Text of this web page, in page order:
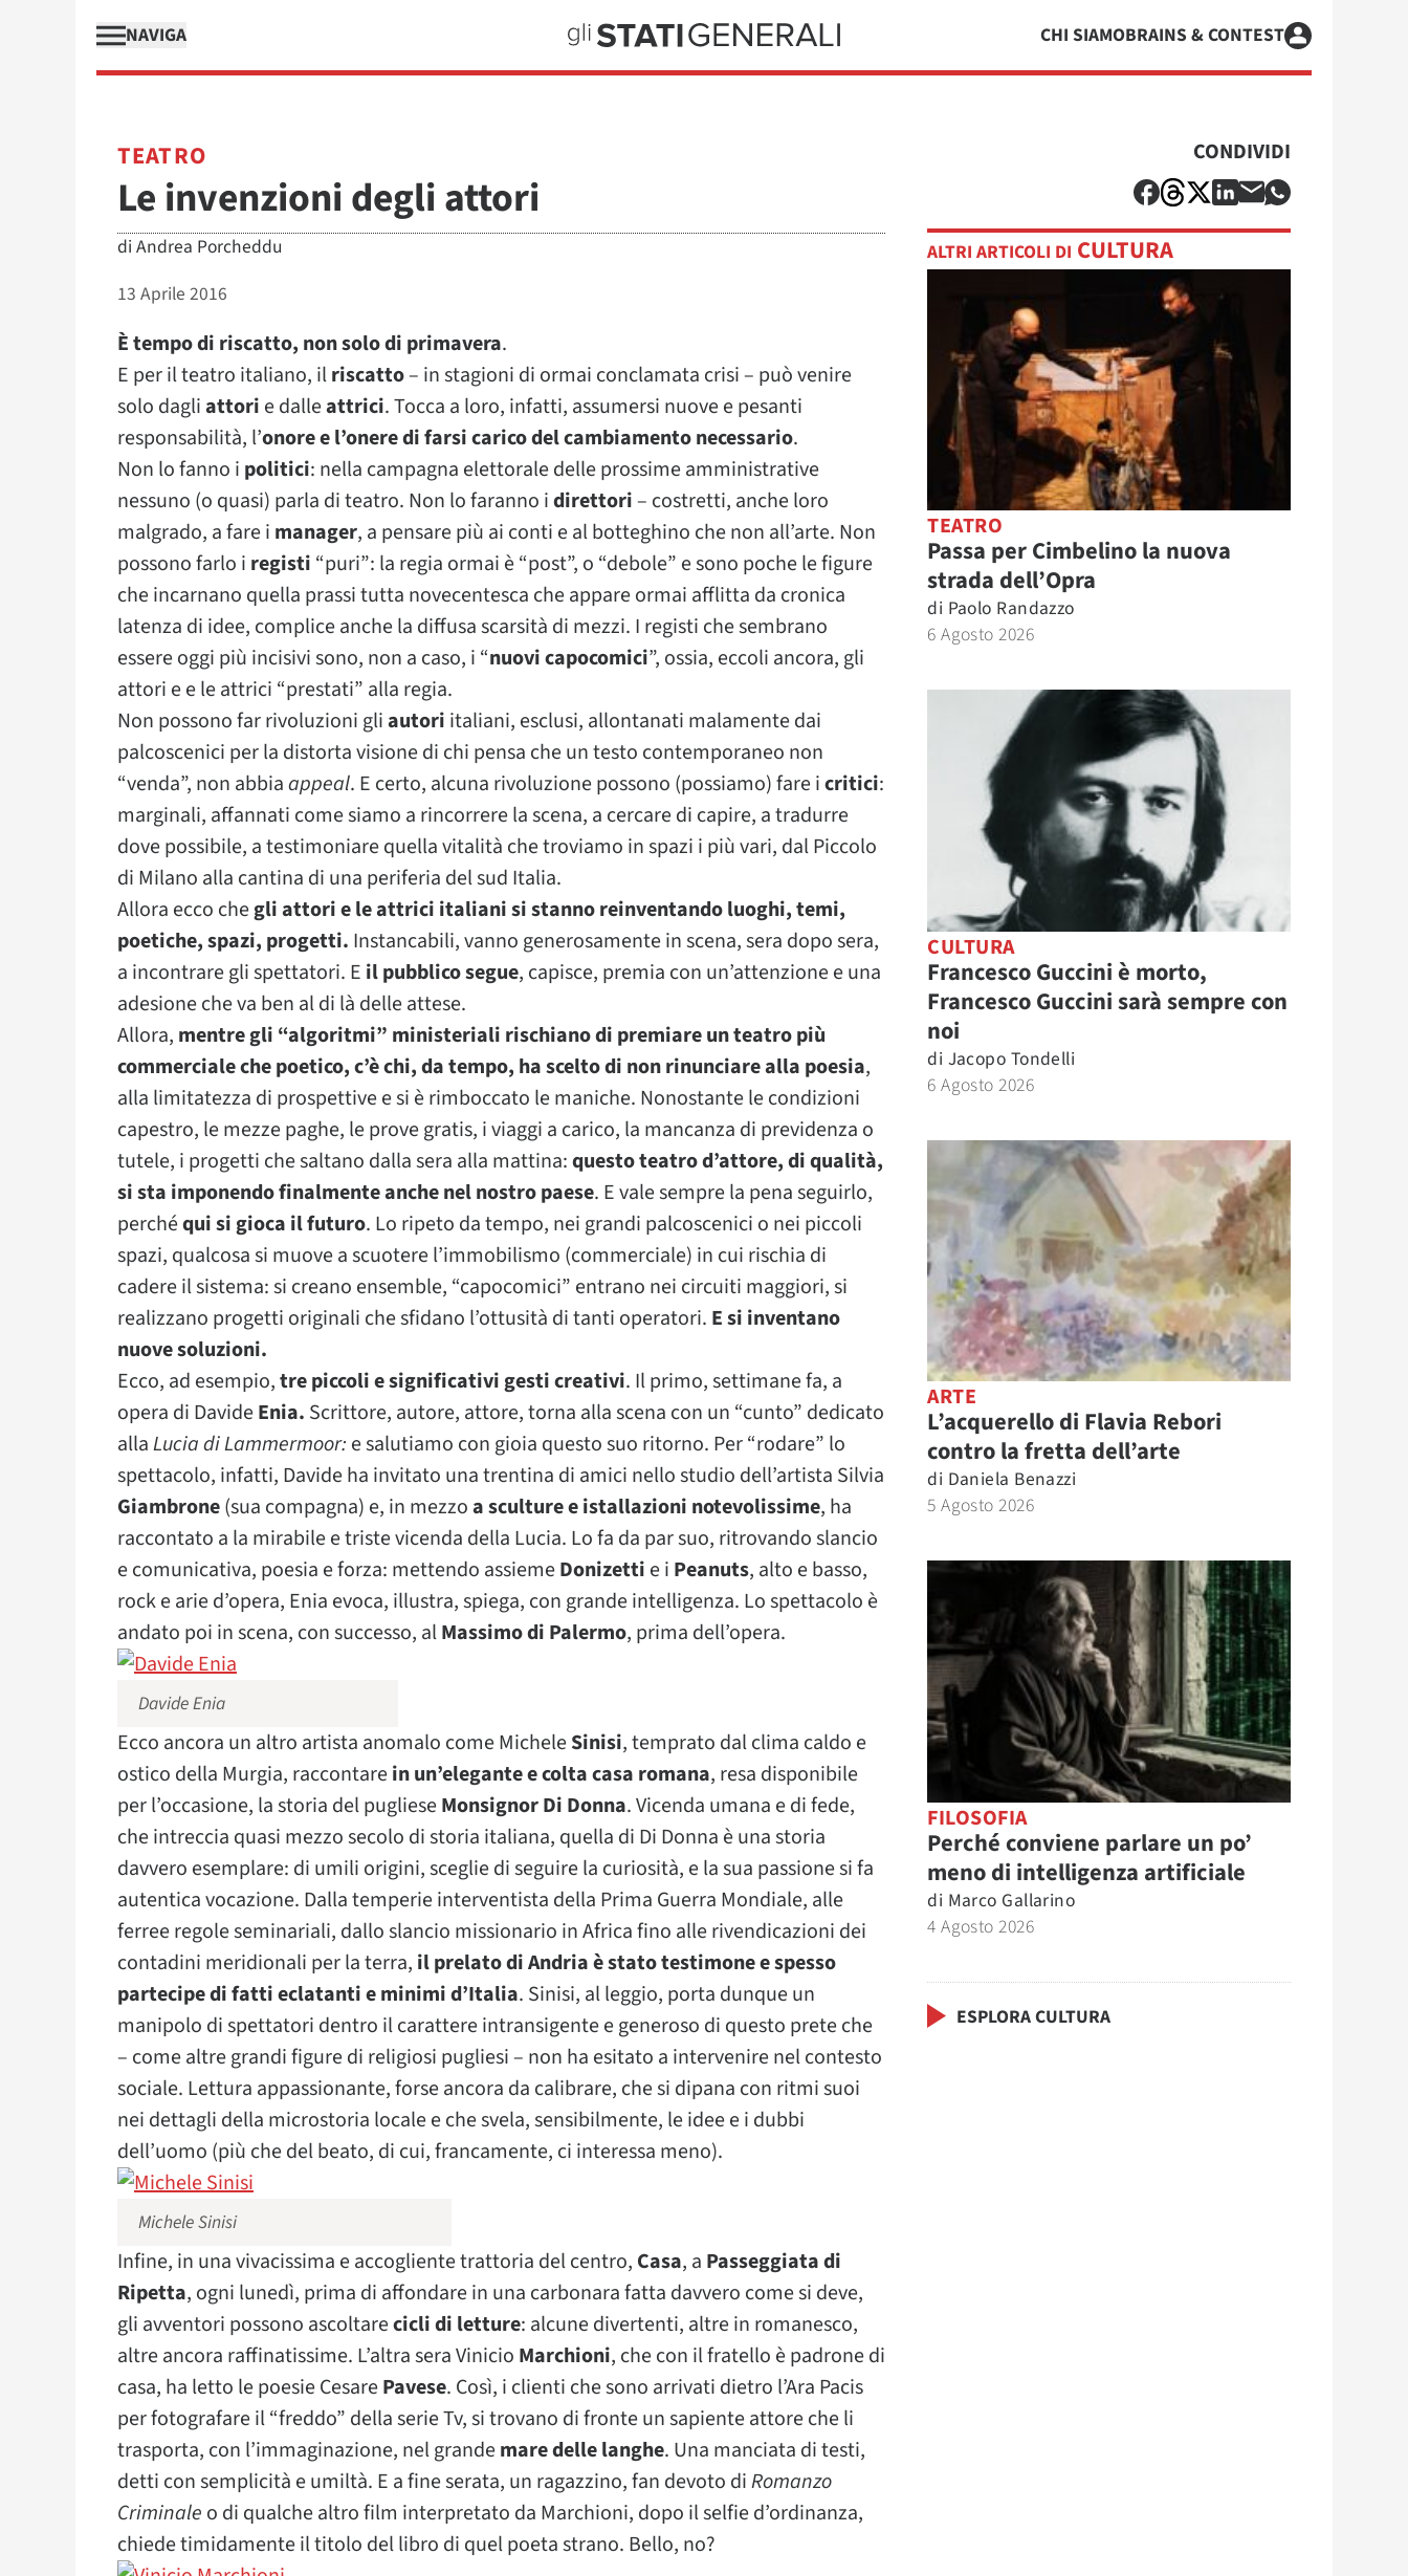
NAVIGA CHI SIAMOBRAINS & CONTEST
TEATRO
Le invenzioni degli attori
di Andrea Porcheddu
13 Aprile 2016
È tempo di riscatto, non solo di primavera.
E per il teatro italiano, ilriscatto– in stagioni di ormai conclamata crisi – può venire
solo dagliattori e dalleattrici. Tocca a loro, infatti, assumersi nuove e pesanti
responsabilità, l’onore e l’onere di farsi carico del cambiamento necessario.
Non lo fanno i politici: nella campagna elettorale delle prossime amministrative
nessuno (o quasi) parla di teatro. Non lo faranno idirettori – costretti, anche loro
malgrado, a fare i manager, a pensare più ai conti e al botteghino che non all’arte. Non
possono farlo i registi “puri”: la regia ormai è “post”, o “debole” e sono poche le figure
che incarnano quella prassi tutta novecentesca che appare ormai afflitta da cronica
latenza di idee, complice anche la diffusa scarsità di mezzi. I registi che sembrano
essere oggi più incisivi sono, non a caso, i “nuovi capocomici”, ossia, eccoli ancora, gli
attori e e le attrici “prestati” alla regia.
Non possono far rivoluzioni gliautori italiani, esclusi, allontanati malamente dai
palcoscenici per la distorta visione di chi pensa che un testo contemporaneo non
“venda”, non abbiaappeal. E certo, alcuna rivoluzione possono (possiamo) fare icritici:
marginali, affannati come siamo a rincorrere la scena, a cercare di capire, a tradurre
dove possibile, a testimoniare quella vitalità che troviamo in spazi i più vari, dal Piccolo
di Milano alla cantina di una periferia del sud Italia.
Allora ecco chegli attori e le attrici italiani si stanno reinventando luoghi, temi,
poetiche,spazi, progetti. Instancabili, vanno generosamente in scena, sera dopo sera,
a incontrare gli spettatori. E il pubblico segue, capisce, premia con un’attenzione e una
adesione che va ben al di là delle attese.
Allora, mentre gli “algoritmi” ministeriali rischiano di premiare un teatro più
commerciale che poetico, c’è chi, da tempo, ha scelto di non rinunciare alla poesia,
alla limitatezza di prospettive e si è rimboccato le maniche. Nonostante le condizioni
capestro, le mezze paghe, le prove gratis, i viaggi a carico, la mancanza di previdenza o
tutele, i progetti che saltano dalla sera alla mattina:questo teatro d’attore, di qualità,
si sta imponendo finalmente anche nel nostro paese. E vale sempre la pena seguirlo,
perchéqui si gioca il futuro. Lo ripeto da tempo, nei grandi palcoscenici o nei piccoli
spazi, qualcosa si muove a scuotere l’immobilismo (commerciale) in cui rischia di
cadere il sistema: si creano ensemble, “capocomici” entrano nei circuiti maggiori, si
realizzano progetti originali che sfidano l’ottusità di tanti operatori. E si inventano
nuove soluzioni.
Ecco, ad esempio,tre piccoli e significativi gesti creativi. Il primo, settimane fa, a
opera di DavideEnia. Scrittore, autore, attore, torna alla scena con un “cunto” dedicato
allaLucia di Lammermoor: e salutiamo con gioia questo suo ritorno. Per “rodare” lo
spettacolo, infatti, Davide ha invitato una trentina di amici nello studio dell’artista Silvia
Giambrone(sua compagna) e, in mezzoa sculture e istallazioni notevolissime, ha
raccontato a la mirabile e triste vicenda della Lucia. Lo fa da par suo, ritrovando slancio
e comunicativa, poesia e forza: mettendo assiemeDonizetti e i Peanuts, alto e basso,
rock e arie d’opera, Enia evoca, illustra, spiega, con grande intelligenza. Lo spettacolo è
andato poi in scena, con successo, alMassimo di Palermo, prima dell’opera.
Davide Enia
Ecco ancora un altro artista anomalo come MicheleSinisi, temprato dal clima caldo e
ostico della Murgia, raccontarein un’elegante e colta casa romana, resa disponibile
per l’occasione, la storia del puglieseMonsignor Di Donna. Vicenda umana e di fede,
che intreccia quasi mezzo secolo di storia italiana, quella di Di Donna è una storia
davvero esemplare: di umili origini, sceglie di seguire la curiosità, e la sua passione si fa
autentica vocazione. Dalla temperie interventista della Prima Guerra Mondiale, alle
ferree regole seminariali, dallo slancio missionario in Africa fino alle rivendicazioni dei
contadini meridionali per la terra, il prelato di Andria è stato testimone e spesso
partecipe di fatti eclatanti e minimi d’Italia. Sinisi, al leggio, porta dunque un
manipolo di spettatori dentro il carattere intransigente e generoso di questo prete che
– come altre grandi figure di religiosi pugliesi – non ha esitato a intervenire nel contesto
sociale. Lettura appassionante, forse ancora da calibrare, che si dipana con ritmi suoi
nei dettagli della microstoria locale e che svela, sensibilmente, le idee e i dubbi
dell’uomo (più che del beato, di cui, francamente, ci interessa meno).
Michele Sinisi
Infine, in una vivacissima e accogliente trattoria del centro, Casa, a Passeggiata di
Ripetta, ogni lunedì, prima di affondare in una carbonara fatta davvero come si deve,
gli avventori possono ascoltarecicli di letture: alcune divertenti, altre in romanesco,
altre ancora raffinatissime. L’altra sera Vinicio Marchioni, che con il fratello è padrone di
casa, ha letto le poesie CesarePavese. Così, i clienti che sono arrivati dietro l’Ara Pacis
per fotografare il “freddo” della serie Tv, si trovano di fronte un sapiente attore che li
trasporta, con l’immaginazione, nel grandemare delle langhe. Una manciata di testi,
detti con semplicità e umiltà. E a fine serata, un ragazzino, fan devoto diRomanzo
Criminale o di qualche altro film interpretato da Marchioni, dopo il selfie d’ordinanza,
chiede timidamente il titolo del libro di quel poeta strano. Bello, no?
CONDIVIDI
ALTRI ARTICOLI DI CULTURA
TEATRO
Passa per Cimbelino la nuova
strada dell’Opra
di Paolo Randazzo
6 Agosto 2026
CULTURA
Francesco Guccini è morto,
Francesco Guccini sarà sempre con
noi
di Jacopo Tondelli
6 Agosto 2026
ARTE
L’acquerello di Flavia Rebori
contro la fretta dell’arte
di Daniela Benazzi
5 Agosto 2026
FILOSOFIA
Perché conviene parlare un po’
meno di intelligenza artificiale
di Marco Gallarino
4 Agosto 2026
ESPLORA CULTURA